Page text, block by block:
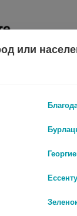
835МГ
или